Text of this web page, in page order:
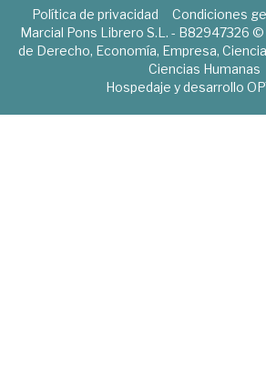
Política de privacidad Condiciones
Marcial Pons Librero S.L. - B82947326
de Derecho, Economía, Empresa,
Ciencias Humanas
Hospedaje y desarrollo